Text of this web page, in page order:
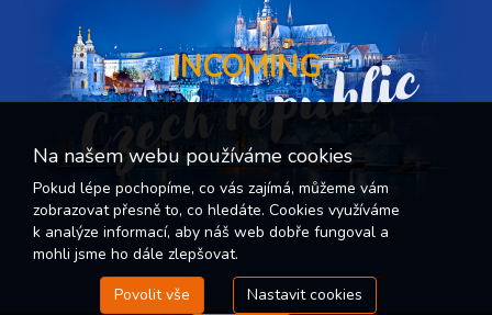
INCOMING
Czech republic
Na našem webu používáme cookies
Pokud lépe pochopíme, co vás zajímá, můžeme vám
zobrazovat přesně to, co hledáte. Cookies využíváme
k analýze informací, aby náš web dobře fungoval a
mohli jsme ho dále zlepšovat.
Povolit vše
Nastavit cookies